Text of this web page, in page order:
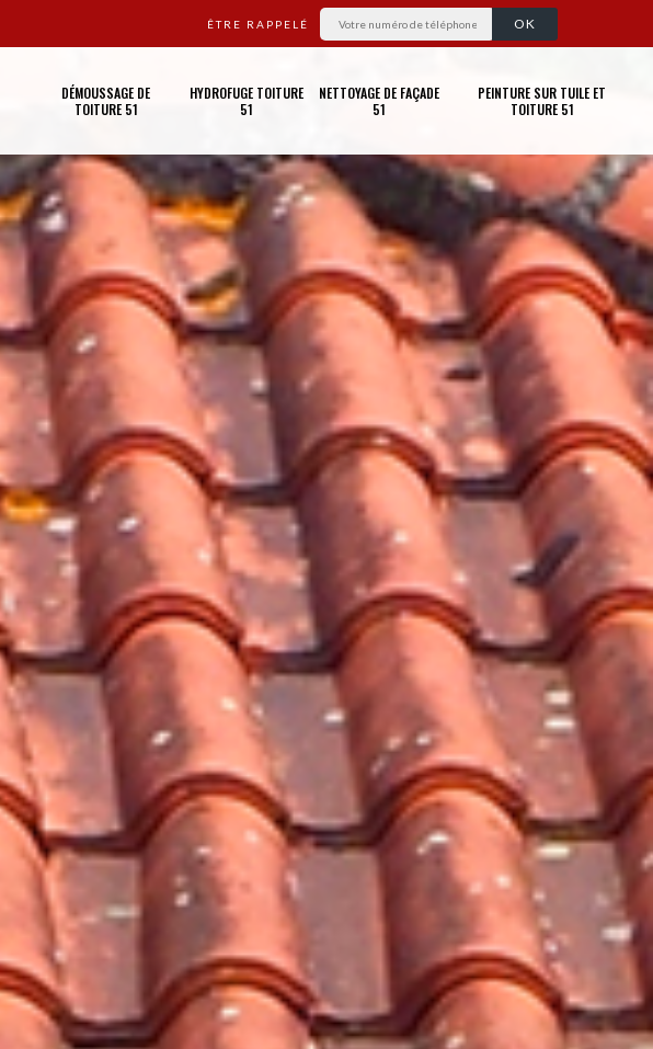
ÊTRE RAPPELÉ
DÉMOUSSAGE DE
TOITURE 51
HYDROFUGE TOITURE
51
NETTOYAGE DE FAÇADE
51
PEINTURE SUR TUILE ET
TOITURE 51